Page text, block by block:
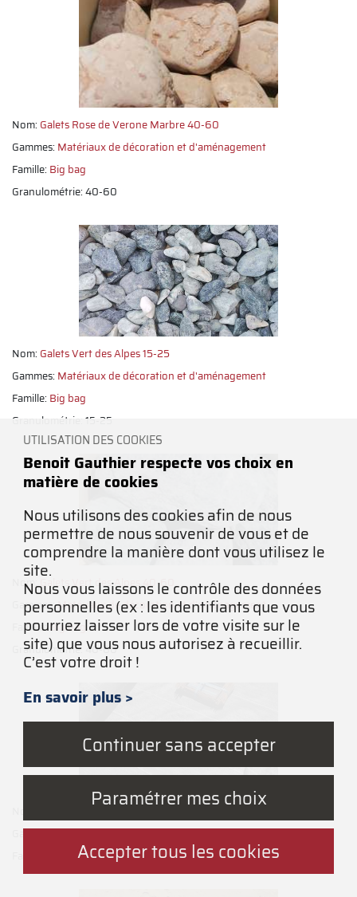
Nom: Galets Rose de Verone Marbre 40-60
Gammes: Matériaux de décoration et d'aménagement
Famille: Big bag
Granulométrie: 40-60
Nom: Galets Vert des Alpes 15-25
Gammes: Matériaux de décoration et d'aménagement
Famille: Big bag
Granulométrie: 15-25
Nom:Galets Vert des Alpes 40-60
Gammes:Matériaux de décoration et d'aménagement
Famille:Big bag
Granulométrie: 40-60
Gammes:Matériaux de décoration et d'aménagement
Accessoires
UTILISATION DES COOKIES
Benoit Gauthier respecte vos choix en
matière de cookies
Nous utilisons des cookies afin de nous
permettre de nous souvenir de vous et de
comprendre la manière dont vous utilisez le
site.
Nous vous laissons le contrôle des données
personnelles (ex : les identifiants que vous
pourriez laisser lors de votre visite sur le
site) que vous nous autorisez à recueillir.
C’est votre droit !
En savoir plus >
Continuer sans accepter
Paramétrer mes choix
Accepter tous les cookies